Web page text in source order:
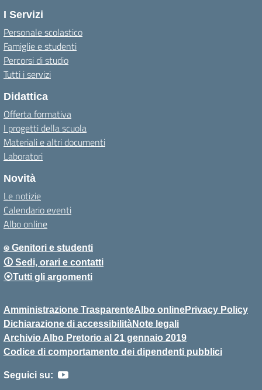
I Servizi
Personale scolastico
Famiglie e studenti
Percorsi di studio
Tutti i servizi
Didattica
Offerta formativa
I progetti della scuola
Materiali e altri documenti
Laboratori
Novità
Le notizie
Calendario eventi
Albo online
⍟ Genitori e studenti
🛈 Sedi, orari e contatti
⦿Tutti gli argomenti
Amministrazione TrasparenteAlbo onlinePrivacy Policy
Dichiarazione di accessibilitàNote legali
Archivio Albo Pretorio al 21 gennaio 2019
Codice di comportamento dei dipendenti pubblici
Seguici su: